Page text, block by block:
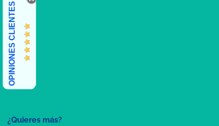
¿Quieres más?
OPINIONES CLIENTES